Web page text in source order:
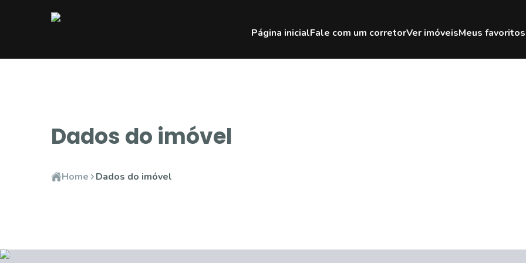
Página inicialFale com um corretorVer imóveisMeus favoritos
Dados do imóvel
Home Dados do imóvel